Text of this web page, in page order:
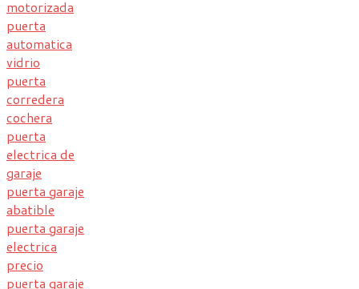
motorizada
puerta
automatica
vidrio
puerta
corredera
cochera
puerta
electrica de
garaje
puerta garaje
abatible
puerta garaje
electrica
precio
puerta garaje